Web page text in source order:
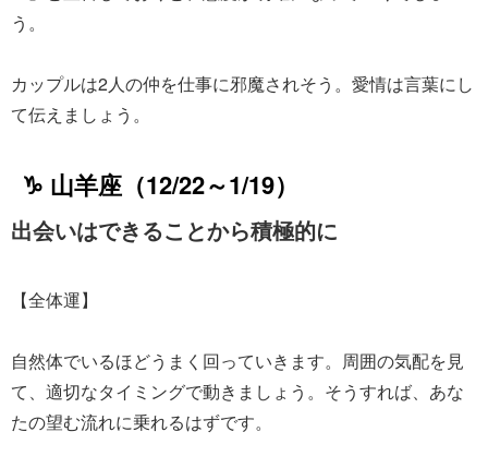
う。
カップルは2人の仲を仕事に邪魔されそう。愛情は言葉にし
て伝えましょう。
♑ 山羊座（12/22～1/19）
出会いはできることから積極的に
【全体運】
自然体でいるほどうまく回っていきます。周囲の気配を見
て、適切なタイミングで動きましょう。そうすれば、あな
たの望む流れに乗れるはずです。